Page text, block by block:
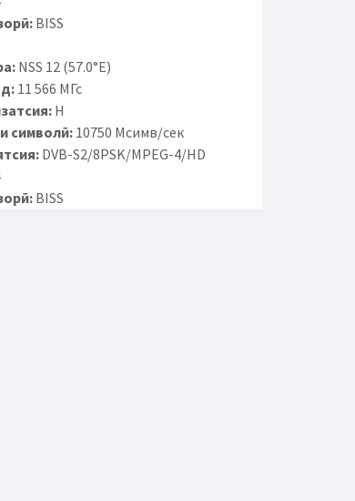
BISS
NSS 12 (57.0°E)
11 566 МГс
H
символӣ:10750 Мсимв/сек
DVB-S2/8PSK/MPEG-4/HD
BISS